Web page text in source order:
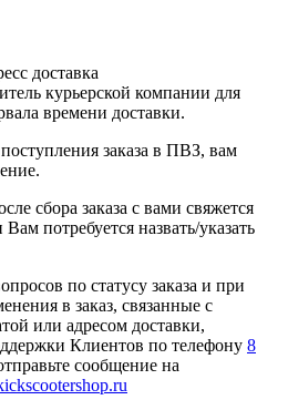
доставка
курьерской компании для
времени доставки.
заказа в ПВЗ, вам
сбора заказа с вами свяжется
потребуется назвать/указать
по статусу заказа и при
в заказ, связанные с
или адресом доставки,
Клиентов по телефону 8
сообщение на